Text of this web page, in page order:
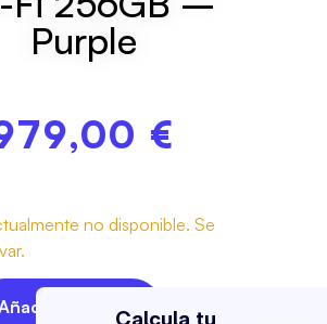
Purple
€
no disponible. Se
Al Carrito